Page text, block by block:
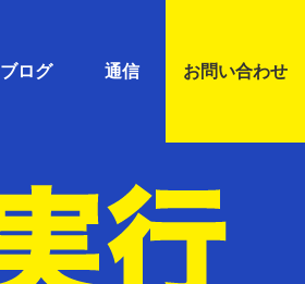
ブログ 通信 お問い合わせ